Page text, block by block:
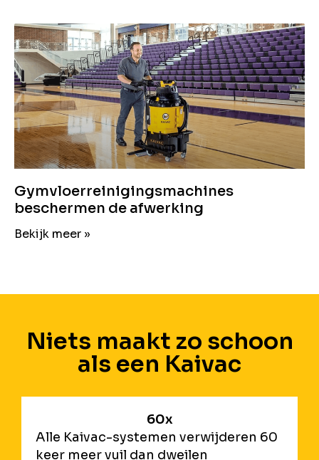
Gymvloerreinigingsmachines
beschermen de afwerking
Bekijk meer »
Niets maakt zo schoon
als een Kaivac
60x
Alle Kaivac-systemen verwijderen 60
keer meer vuil dan dweilen